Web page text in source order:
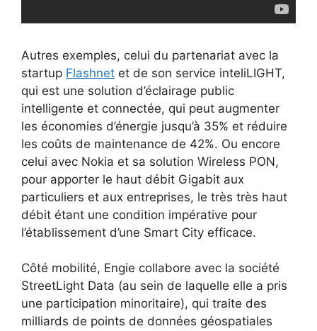
Autres exemples, celui du partenariat avec la
startup Flashnet et de son service inteliLIGHT,
qui est une solution d’éclairage public
intelligente et connectée, qui peut augmenter
les économies d’énergie jusqu’à 35% et réduire
les coûts de maintenance de 42%. Ou encore
celui avec Nokia et sa solution Wireless PON,
pour apporter le haut débit Gigabit aux
particuliers et aux entreprises, le très très haut
débit étant une condition impérative pour
l’établissement d’une Smart City efficace.
Côté mobilité, Engie collabore avec la société
StreetLight Data (au sein de laquelle elle a pris
une participation minoritaire), qui traite des
milliards de points de données géospatiales